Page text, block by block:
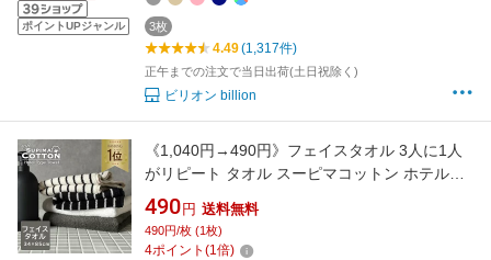
ポイントUPジャンル 3枚
4.49(1,317件)
正午までの注文で当日出荷(土日祝除く)
ビリオン billion
《1,040円→490円》フェイスタオル 3人に1人
がリピート タオル スーピマコットン ホテルタ
イプ ボリューム 送料無料 スーピマ まとめ買い
スカンジ コットンタオル セット ホテルタオル
ホテルスタイルタオル ホテル仕様 吸水 プレゼ
490 円 送料無料
490円/枚 (1枚)
4ポイント (1倍)